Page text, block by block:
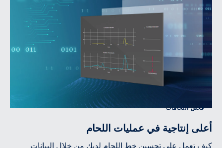
فحص اللحامات
أعلى إنتاجية في عمليات اللحام
كيف تعمل على تحسين خط اللحام لديك من خلال البيانات